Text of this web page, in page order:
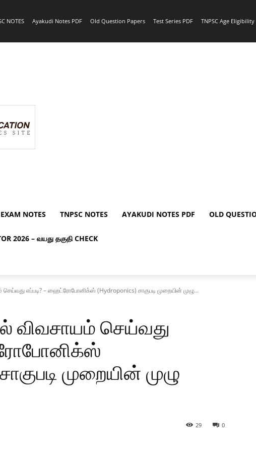
NOTES Ayakudi Notes PDF Old Question Papers Test Series PDF TNPSC Age
NOTES TNPSC NOTES AYAKUDI NOTES PDF OLD
2026 – வயது தகுதி CHECK
எப்படி? – ஹைட்ரோபோனிக்ஸ் (Hydroponics) சாகுபடி முறையின் முழு...
விவசாயம் செய்வது
முறையின் முழு
0
29